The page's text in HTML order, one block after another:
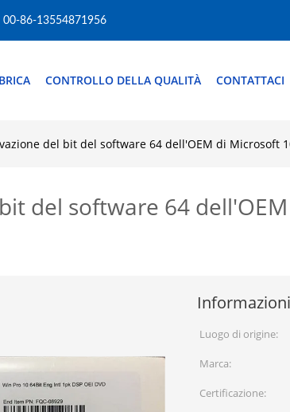
00-86-13554871956
CONTROLLO DELLA QUALITÀ CONTATTACI
del bit del software 64 dell'OEM di Microsoft
del software 64
Luogo di origine:
Marca:
Certificazione: